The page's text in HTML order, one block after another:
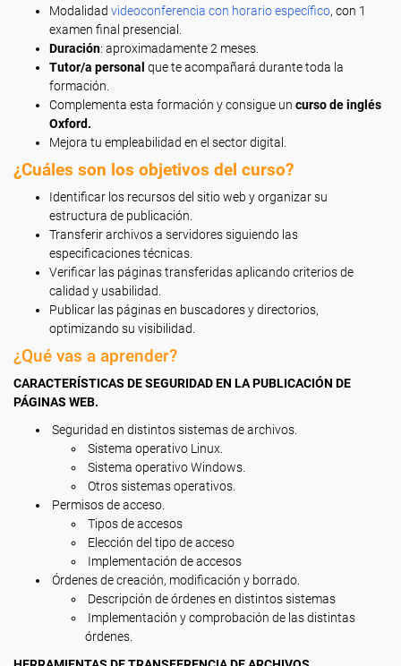
Modalidad videoconferencia con horario específico, con 1
examen final presencial.
Duración: aproximadamente 2 meses.
Tutor/a personal que te acompañará durante toda la
formación.
Complementa esta formación y consigue un curso de inglés
Oxford.
Mejora tu empleabilidad en el sector digital.
¿Cuáles son los objetivos del curso?
Identificar los recursos del sitio web y organizar su
estructura de publicación.
Transferir archivos a servidores siguiendo las
especificaciones técnicas.
Verificar las páginas transferidas aplicando criterios de
calidad y usabilidad.
Publicar las páginas en buscadores y directorios,
optimizando su visibilidad.
¿Qué vas a aprender?
CARACTERÍSTICAS DE SEGURIDAD EN LA PUBLICACIÓN DE
PÁGINAS WEB.
Seguridad en distintos sistemas de archivos.
Sistema operativo Linux.
Sistema operativo Windows.
Otros sistemas operativos.
Permisos de acceso.
Tipos de accesos
Elección del tipo de acceso
Implementación de accesos
Órdenes de creación, modificación y borrado.
Descripción de órdenes en distintos sistemas
Implementación y comprobación de las distintas
órdenes.